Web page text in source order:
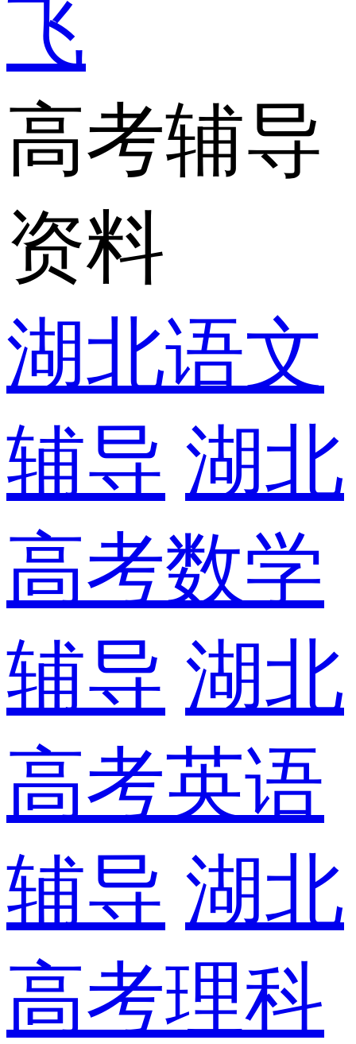
飞
高考辅导
资料
湖北语文
辅导 湖北
高考数学
辅导 湖北
高考英语
辅导 湖北
高考理科